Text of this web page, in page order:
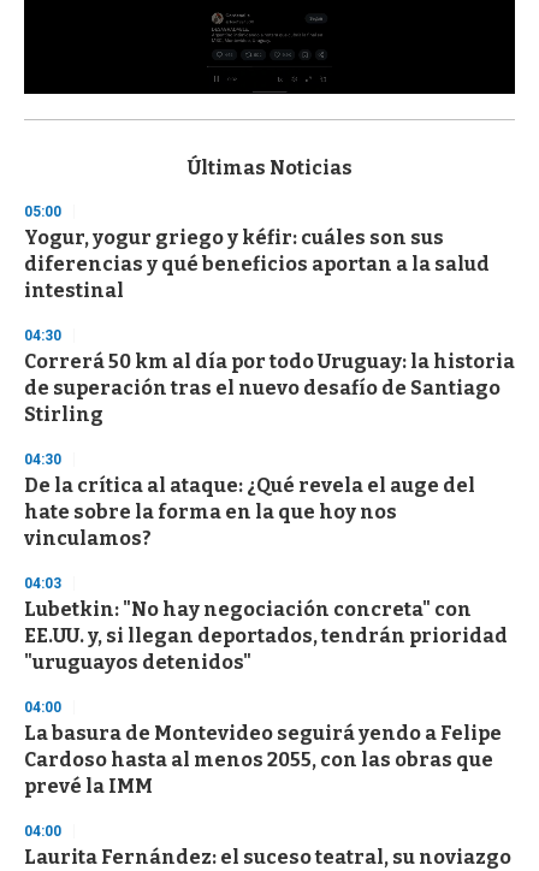
s
d
s
o
f
3
s
e
c
o
n
Últimas Noticias
05:00
Yogur, yogur griego y kéfir: cuáles son sus
diferencias y qué beneficios aportan a la salud
intestinal
04:30
Correrá 50 km al día por todo Uruguay: la historia
de superación tras el nuevo desafío de Santiago
Stirling
04:30
De la crítica al ataque: ¿Qué revela el auge del
hate sobre la forma en la que hoy nos
vinculamos?
04:03
Lubetkin: "No hay negociación concreta" con
EE.UU. y, si llegan deportados, tendrán prioridad
"uruguayos detenidos"
04:00
La basura de Montevideo seguirá yendo a Felipe
Cardoso hasta al menos 2055, con las obras que
prevé la IMM
04:00
Laurita Fernández: el suceso teatral, su noviazgo